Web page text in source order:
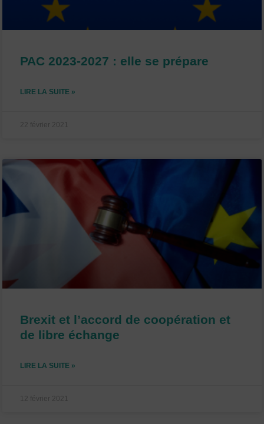
PAC 2023-2027 : elle se prépare
LIRE LA SUITE »
22 février 2021
Brexit et l’accord de coopération et
de libre échange
LIRE LA SUITE »
12 février 2021